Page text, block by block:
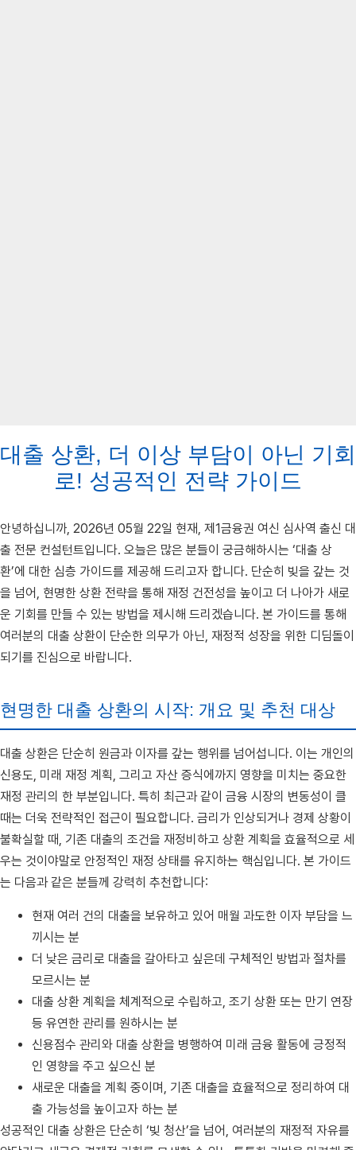
대출 상환, 더 이상 부담이 아닌 기회
로! 성공적인 전략 가이드
안녕하십니까, 2026년 05월 22일 현재, 제1금융권 여신 심사역 출신 대
출 전문 컨설턴트입니다. 오늘은 많은 분들이 궁금해하시는 ‘대출 상
환’에 대한 심층 가이드를 제공해 드리고자 합니다. 단순히 빚을 갚는 것
을 넘어, 현명한 상환 전략을 통해 재정 건전성을 높이고 더 나아가 새로
운 기회를 만들 수 있는 방법을 제시해 드리겠습니다. 본 가이드를 통해
여러분의 대출 상환이 단순한 의무가 아닌, 재정적 성장을 위한 디딤돌이
되기를 진심으로 바랍니다.
현명한 대출 상환의 시작: 개요 및 추천 대상
대출 상환은 단순히 원금과 이자를 갚는 행위를 넘어섭니다. 이는 개인의
신용도, 미래 재정 계획, 그리고 자산 증식에까지 영향을 미치는 중요한
재정 관리의 한 부분입니다. 특히 최근과 같이 금융 시장의 변동성이 클
때는 더욱 전략적인 접근이 필요합니다. 금리가 인상되거나 경제 상황이
불확실할 때, 기존 대출의 조건을 재정비하고 상환 계획을 효율적으로 세
우는 것이야말로 안정적인 재정 상태를 유지하는 핵심입니다. 본 가이드
는 다음과 같은 분들께 강력히 추천합니다:
현재 여러 건의 대출을 보유하고 있어 매월 과도한 이자 부담을 느
끼시는 분
더 낮은 금리로 대출을 갈아타고 싶은데 구체적인 방법과 절차를
모르시는 분
대출 상환 계획을 체계적으로 수립하고, 조기 상환 또는 만기 연장
등 유연한 관리를 원하시는 분
신용점수 관리와 대출 상환을 병행하여 미래 금융 활동에 긍정적
인 영향을 주고 싶으신 분
새로운 대출을 계획 중이며, 기존 대출을 효율적으로 정리하여 대
출 가능성을 높이고자 하는 분
성공적인 대출 상환은 단순히 ‘빚 청산’을 넘어, 여러분의 재정적 자유를